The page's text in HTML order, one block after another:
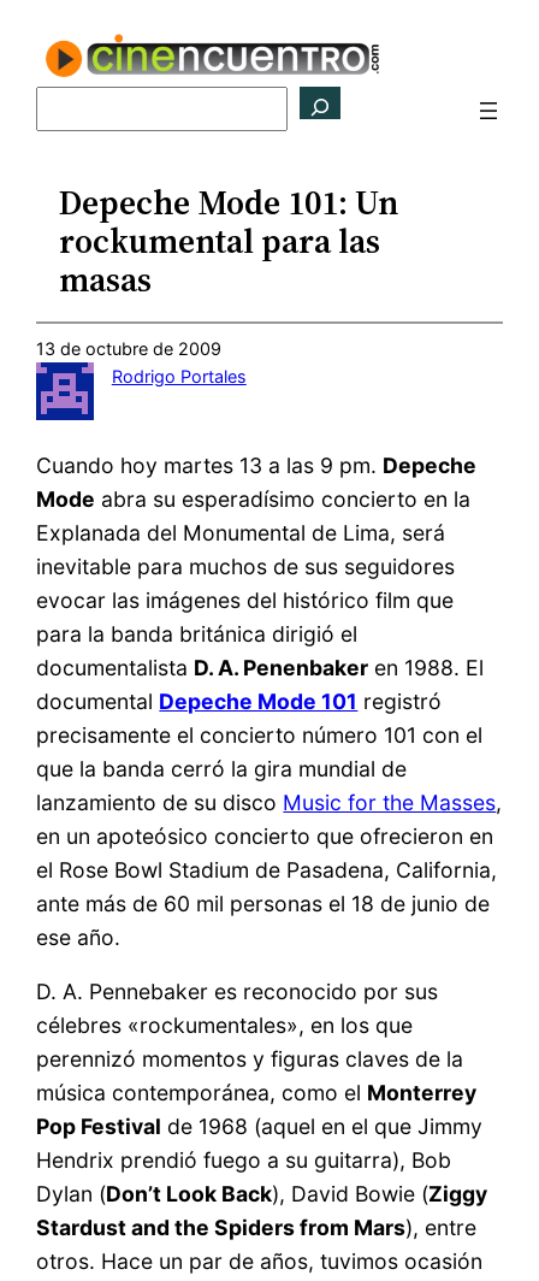
contenido
Depeche Mode 101: Un
rockumental para las
masas
13 de octubre de 2009
Rodrigo Portales
Cuando hoy martes 13 a las 9 pm. Depeche
Mode abra su esperadísimo concierto en la
Explanada del Monumental de Lima, será
inevitable para muchos de sus seguidores
evocar las imágenes del histórico film que
para la banda británica dirigió el
documentalista D. A. Penenbaker en 1988. El
documental Depeche Mode 101 registró
precisamente el concierto número 101 con el
que la banda cerró la gira mundial de
lanzamiento de su disco Music for the Masses,
en un apoteósico concierto que ofrecieron en
el Rose Bowl Stadium de Pasadena, California,
ante más de 60 mil personas el 18 de junio de
ese año.
D. A. Pennebaker es reconocido por sus
célebres «rockumentales», en los que
perennizó momentos y figuras claves de la
música contemporánea, como el Monterrey
Pop Festival de 1968 (aquel en el que Jimmy
Hendrix prendió fuego a su guitarra), Bob
Dylan (Don’t Look Back), David Bowie (Ziggy
Stardust and the Spiders from Mars), entre
otros. Hace un par de años, tuvimos ocasión